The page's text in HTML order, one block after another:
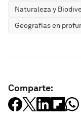
Naturaleza y
Geografías en
Comparte: